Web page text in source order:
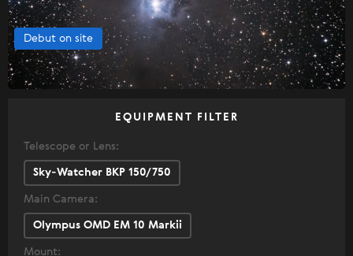
Debut on site
EQUIPMENT FILTER
Telescope or Lens:
Sky-Watcher BKP 150/750
Main Camera:
Olympus OMD EM 10 Markii
Mount: